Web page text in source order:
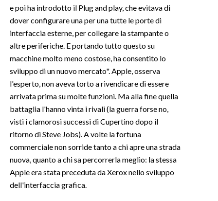
e poi ha introdotto il Plug and play, che evitava di
dover configurare una per una tutte le porte di
interfaccia esterne, per collegare la stampante o
altre periferiche. E portando tutto questo su
macchine molto meno costose, ha consentito lo
sviluppo di un nuovo mercato". Apple, osserva
l'esperto, non aveva torto a rivendicare di essere
arrivata prima su molte funzioni. Ma alla fine quella
battaglia l'hanno vinta i rivali (la guerra forse no,
visti i clamorosi successi di Cupertino dopo il
ritorno di Steve Jobs). A volte la fortuna
commerciale non sorride tanto a chi apre una strada
nuova, quanto a chi sa percorrerla meglio: la stessa
Apple era stata preceduta da Xerox nello sviluppo
dell'interfaccia grafica.